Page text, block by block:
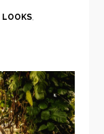
LOOKS,